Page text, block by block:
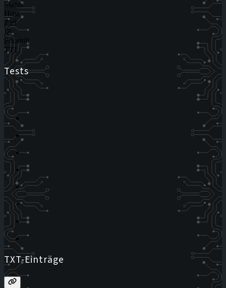
Status
Host
Ziel
IP
Priorität
TTL
Tests
TXT-Einträge